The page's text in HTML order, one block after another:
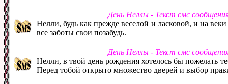
День Неллы - Текст смс
Нелли, будь как прежде веселой и ласковой, и на
все заботы свои позабудь.
День Неллы - Текст смс
Нелли, в твой день рождения хотелось бы пожелать
Перед тобой открыто множество дверей и выбор